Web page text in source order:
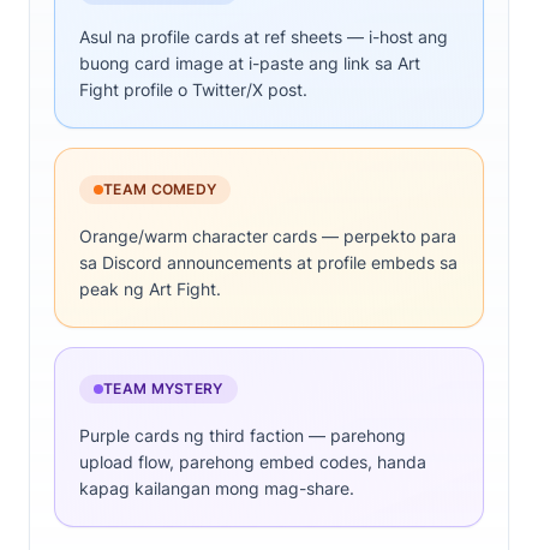
Asul na profile cards at ref sheets — i-host ang
buong card image at i-paste ang link sa Art
Fight profile o Twitter/X post.
TEAM COMEDY
Orange/warm character cards — perpekto para
sa Discord announcements at profile embeds sa
peak ng Art Fight.
TEAM MYSTERY
Purple cards ng third faction — parehong
upload flow, parehong embed codes, handa
kapag kailangan mong mag-share.